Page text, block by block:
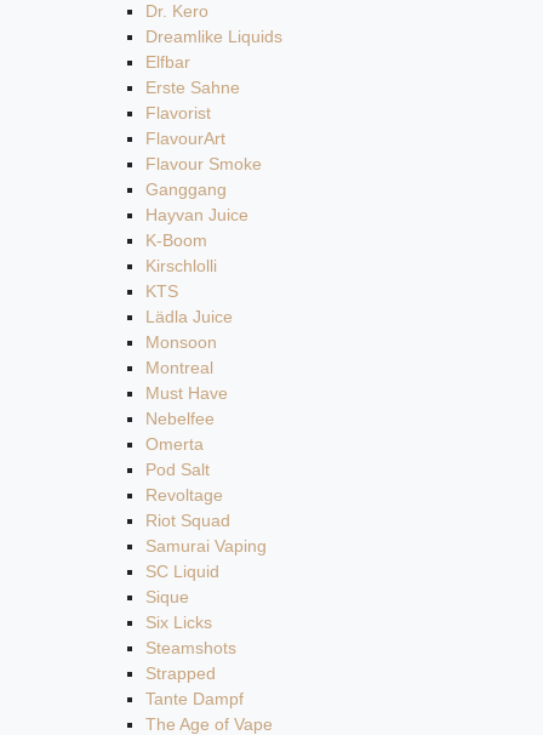
Dr. Kero
Dreamlike Liquids
Elfbar
Erste Sahne
Flavorist
FlavourArt
Flavour Smoke
Ganggang
Hayvan Juice
K-Boom
Kirschlolli
KTS
Lädla Juice
Monsoon
Montreal
Must Have
Nebelfee
Omerta
Pod Salt
Revoltage
Riot Squad
Samurai Vaping
SC Liquid
Sique
Six Licks
Steamshots
Strapped
Tante Dampf
The Age of Vape